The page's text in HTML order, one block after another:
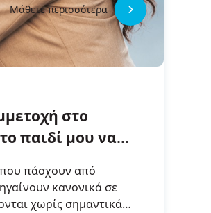
στο
παιδί μου να
πάσχουν από
κανονικά σε
χωρίς σημαντικά
Μάθετε περισσότερα